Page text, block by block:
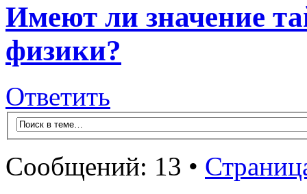
Имеют ли значение
физики?
Ответить
Сообщений: 13 •